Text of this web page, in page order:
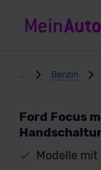
Benzin
Ford Focus
Modelle mit